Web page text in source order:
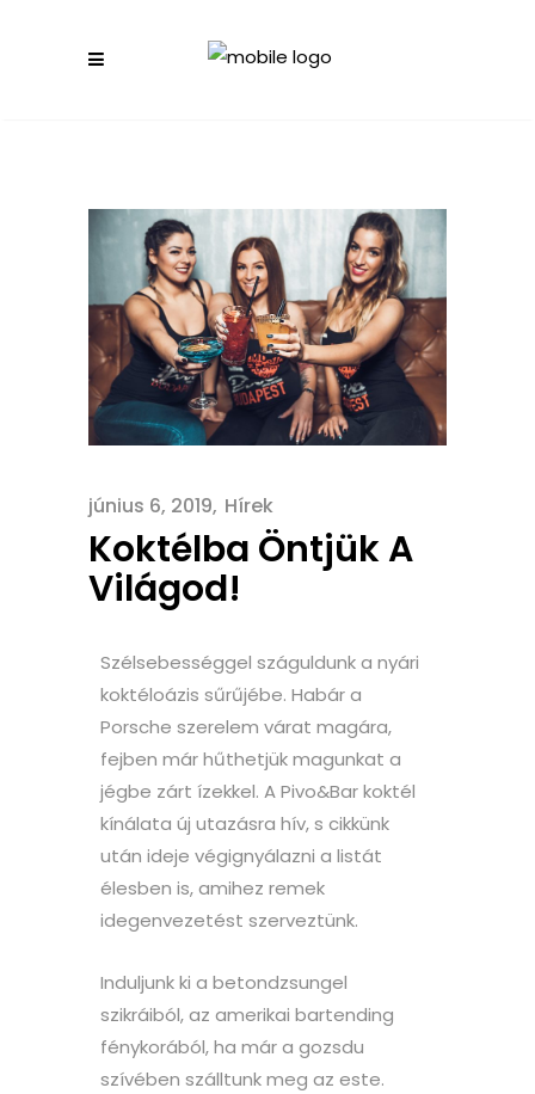
június 6, 2019 Hírek
Koktélba Öntjük A
Világod!
Szélsebességgel száguldunk a nyári
koktéloázis sűrűjébe. Habár a
Porsche szerelem várat magára,
fejben már hűthetjük magunkat a
jégbe zárt ízekkel. A Pivo&Bar koktél
kínálata új utazásra hív, s cikkünk
után ideje végignyálazni a listát
élesben is, amihez remek
idegenvezetést szerveztünk.
Induljunk ki a betondzsungel
szikráiból, az amerikai bartending
fénykorából, ha már a gozsdu
szívében szálltunk meg az este.